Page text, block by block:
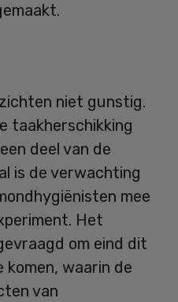
niet gunstig.
taakherschikking
deel van de
is de verwachting
mee
Het
om eind dit
komen, waarin de
van